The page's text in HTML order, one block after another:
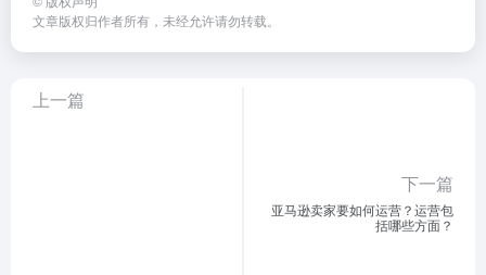
文章版权归作者所有，未经允许请勿转载。
上一篇
下一篇
亚马逊卖家要如何运营？运营包
括哪些方面？